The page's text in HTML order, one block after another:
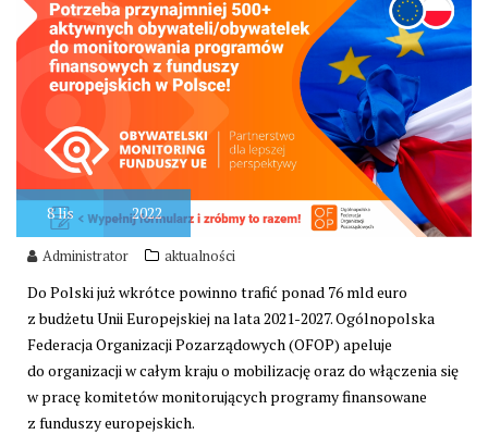
8lis 2022
Administrator aktualności
Do Polski już wkrótce powinno trafić ponad 76 mld euro
z budżetu Unii Europejskiej na lata 2021-2027. Ogólnopolska
Federacja Organizacji Pozarządowych (OFOP) apeluje
do organizacji w całym kraju o mobilizację oraz do włączenia się
w pracę komitetów monitorujących programy finansowane
z funduszy europejskich.